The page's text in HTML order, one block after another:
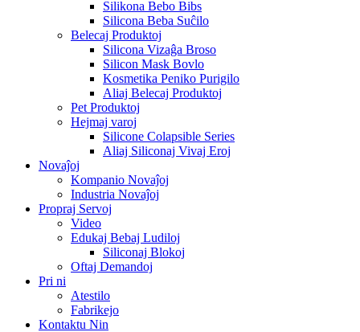
Silikona Bebo Bibs
Silicona Beba Suĉilo
Belecaj Produktoj
Silicona Vizaĝa Broso
Silicon Mask Bovlo
Kosmetika Peniko Purigilo
Aliaj Belecaj Produktoj
Pet Produktoj
Hejmaj varoj
Silicone Colapsible Series
Aliaj Siliconaj Vivaj Eroj
Novaĵoj
Kompanio Novaĵoj
Industria Novaĵoj
Propraj Servoj
Video
Edukaj Bebaj Ludiloj
Siliconaj Blokoj
Oftaj Demandoj
Pri ni
Atestilo
Fabrikejo
Kontaktu Nin